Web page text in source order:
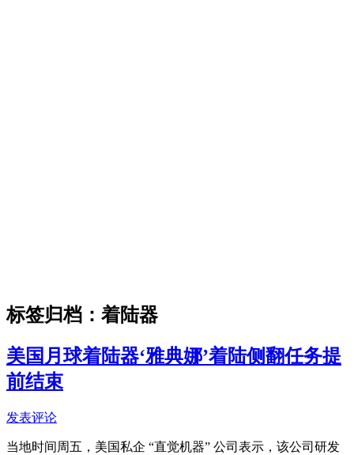
标签归档： 着陆器
美国月球着陆器‘雅典娜’着陆侧翻任务提
前结束
发表评论
当地时间周五，美国私企 “直觉机器” 公司表示，该公司研发